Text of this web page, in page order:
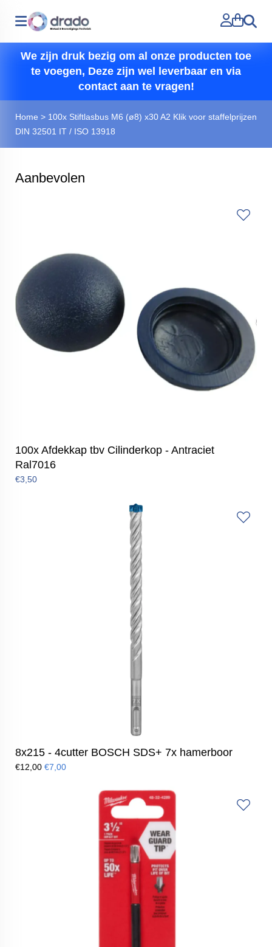
Zoeken
We zijn druk bezig om al onze producten toe
te voegen, Deze zijn wel leverbaar en via
contact aan te vragen!
Home > 100x Stiftlasbus M6 (ø8) x30 A2 Klik voor staffelprijzen
DIN 32501 IT / ISO 13918
Aanbevolen
100x Afdekkap tbv Cilinderkop - Antraciet
Ral7016
€3,50
8x215 - 4cutter BOSCH SDS+ 7x hamerboor
€12,00 €7,00